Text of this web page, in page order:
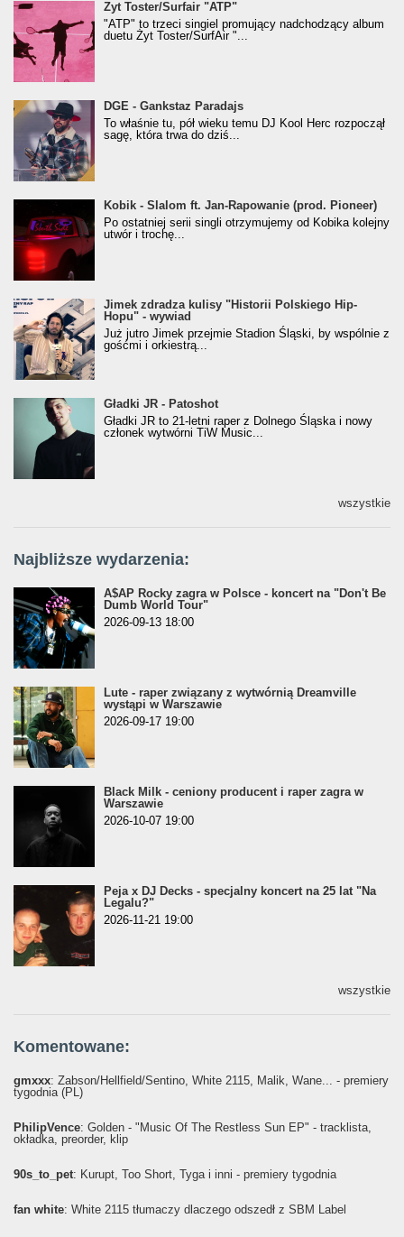
Żyt Toster/SurfAir - ATP VIDEO
Żyt Toster/Surfair "ATP"
"ATP" to trzeci singiel promujący nadchodzący album
duetu Żyt Toster/SurfAir "...
donGURALesko z nagrodą za
Klasyczny/Trueschoolowy Album Roku
(Popkillery 2023)
DGE - Gankstaz Paradajs
To właśnie tu, pół wieku temu DJ Kool Herc rozpoczął
sagę, która trwa do dziś...
Kobik - Slalom ft. Jan-Rapowanie (prod. Pioneer)
[Official Music Visualiser]
Kobik - Slalom ft. Jan-Rapowanie (prod. Pioneer)
Po ostatniej serii singli otrzymujemy od Kobika kolejny
utwór i trochę...
Jimek zdradza kulisy "Historii Polskiego Hip-
Hopu" - wywiad
Jimek zdradza kulisy "Historii Polskiego Hip-
Hopu" - wywiad
Już jutro Jimek przejmie Stadion Śląski, by wspólnie z
gośćmi i orkiestrą...
Gładki JR - Patoshot
Gładki JR - Patoshot
Gładki JR to 21-letni raper z Dolnego Śląska i nowy
członek wytwórni TiW Music...
wszystkie
Najbliższe wydarzenia:
A$AP Rocky zagra w Polsce - koncert na "Don't Be
Dumb World Tour"
2026-09-13 18:00
Lute - raper związany z wytwórnią Dreamville
wystąpi w Warszawie
2026-09-17 19:00
Black Milk - ceniony producent i raper zagra w
Warszawie
2026-10-07 19:00
Peja x DJ Decks - specjalny koncert na 25 lat "Na
Legalu?"
2026-11-21 19:00
wszystkie
Komentowane:
gmxxx: Żabson/Hellfield/Sentino, White 2115, Malik, Wane... - premiery
tygodnia (PL)
PhilipVence: Golden - "Music Of The Restless Sun EP" - tracklista,
okładka, preorder, klip
90s_to_pet: Kurupt, Too Short, Tyga i inni - premiery tygodnia
fan white: White 2115 tłumaczy dlaczego odszedł z SBM Label